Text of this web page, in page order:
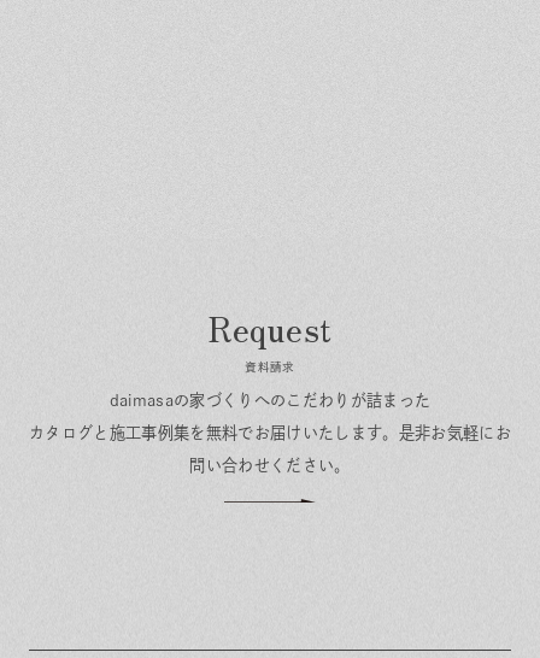
資料請求
daimasaの家づくりへのこだわりが詰まった
カタログと施工事例集を無料でお届けいたします。 是非お気軽にお
問い合わせください。